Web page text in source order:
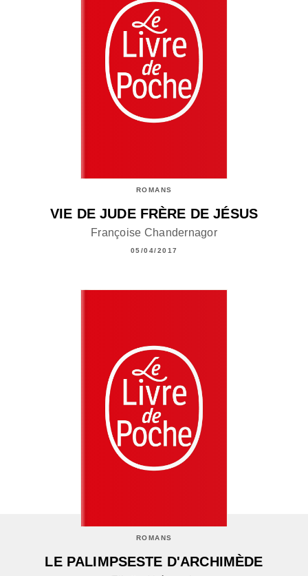
ROMANS
VIE DE JUDE FRÈRE DE JÉSUS
Françoise Chandernagor
05/04/2017
ROMANS
LE PALIMPSESTE D'ARCHIMÈDE